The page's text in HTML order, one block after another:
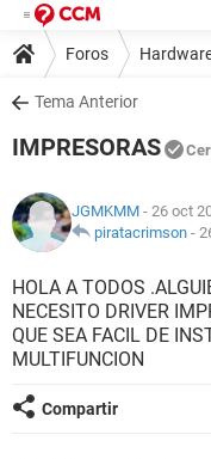
Foros
Tema Anterior
IMPRESORAS
JGMKMM - 26 oct
piratacrimson -
HOLA A TODOS
NECESITO DRIVER
QUE SEA FACIL DE
MULTIFUNCION
Compartir